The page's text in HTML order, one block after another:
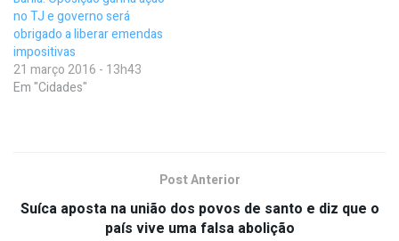
no TJ e governo será
obrigado a liberar emendas
impositivas
21 março 2016 - 13h43
Em "Cidades"
Post Anterior
Suíca aposta na união dos povos de santo e diz que o
país vive uma falsa abolição